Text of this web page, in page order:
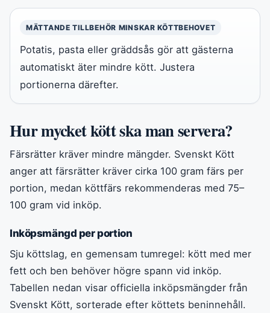
MÄTTANDE TILLBEHÖR MINSKAR KÖTTBEHOVET
Potatis, pasta eller gräddsås gör att gästerna
automatiskt äter mindre kött. Justera
portionerna därefter.
Hur mycket kött ska man servera?
Färsrätter kräver mindre mängder. Svenskt Kött
anger att färsrätter kräver cirka 100 gram färs per
portion, medan köttfärs rekommenderas med 75–
100 gram vid inköp.
Inköpsmängd per portion
Sju köttslag, en gemensam tumregel: kött med mer
fett och ben behöver högre spann vid inköp.
Tabellen nedan visar officiella inköpsmängder från
Svenskt Kött, sorterade efter köttets beninnehåll.